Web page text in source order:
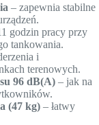
– zapewnia stabilne
godzin pracy przy
tankowania.
i
terenowych.
96 dB(A) – jak na
(47 kg) – łatwy